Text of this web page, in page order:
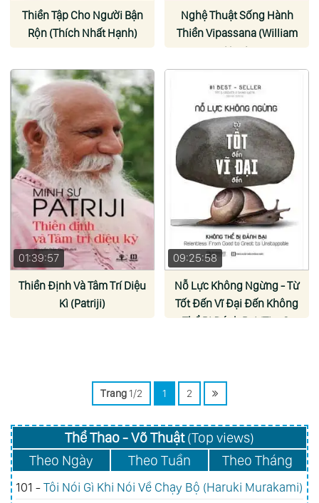
Thiền Tập Cho Người Bận
Rộn (Thích Nhất Hạnh)
Nghệ Thuật Sống Hành
Thiền Vipassana (William
Hart)
01:39:57
Thiền Định Và Tâm Trí Diệu
Kì (Patriji)
09:25:58
Nỗ Lực Không Ngừng - Từ
Tốt Đến Vĩ Đại Đến Không
Thể Bị Đánh Bại (Tim S.
Trang 1/2 1 2
Thể Thao - Võ Thuật(Top views)
Theo Ngày
Theo Tuần Theo Tháng
101 -Tôi Nói Gì Khi Nói Về Chạy Bộ (Haruki Murakami)